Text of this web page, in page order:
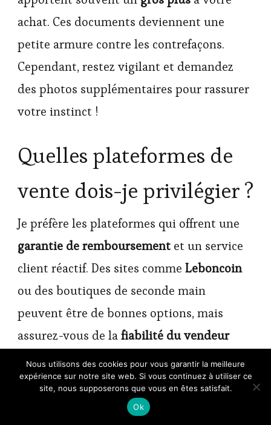
achat. Ces documents deviennent une
petite armure contre les contrefaçons.
Cependant, restez vigilant et demandez
des photos supplémentaires pour rassurer
votre instinct !
Quelles plateformes de
vente dois-je privilégier ?
Je préfère les plateformes qui offrent une
garantie de remboursement et un service
client réactif. Des sites comme Leboncoin
ou des boutiques de seconde main
peuvent être de bonnes options, mais
assurez-vous de lafiabilité du vendeur
avant de vous lancer dans l’achat !
Comment éviter les
Nous utilisons des cookies pour vous garantir la meilleure
expérience sur notre site web. Si vous continuez à utiliser ce
site, nous supposerons que vous en êtes satisfait.
Ok